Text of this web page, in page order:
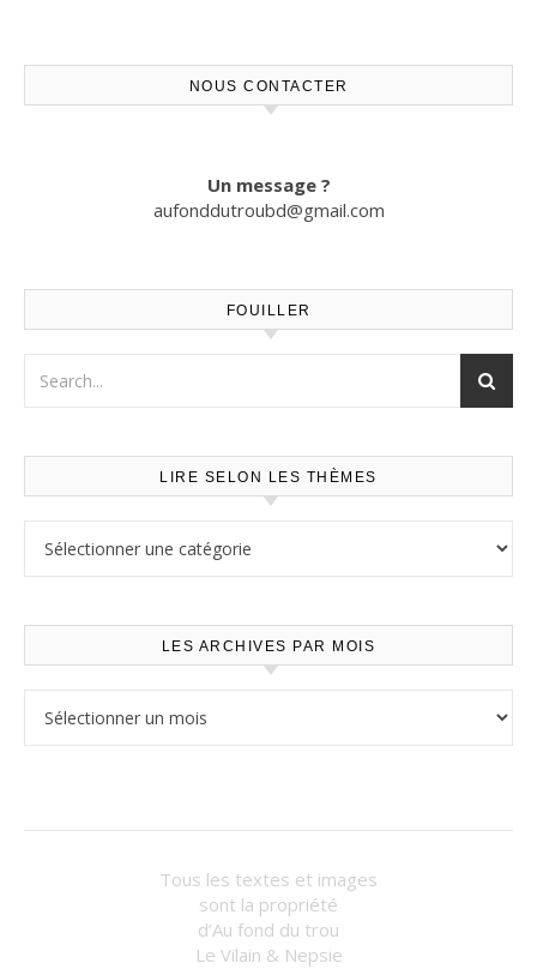
NOUS CONTACTER
Un message ?
aufonddutroubd@gmail.com
FOUILLER
LIRE SELON LES THÈMES
LES ARCHIVES PAR MOIS
Tous les textes et images
sont la propriété
d’Au fond du trou
Le Vilain & Nepsie